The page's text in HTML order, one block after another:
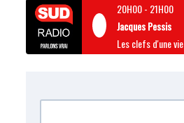
20H00- 21H00
Jacques Pessis
Les clefs d'une vie